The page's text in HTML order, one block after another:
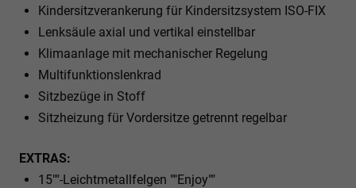
Kindersitzverankerung für Kindersitzsystem ISO-FIX
Lenksäule axial und vertikal einstellbar
Klimaanlage mit mechanischer Regelung
Multifunktionslenkrad
Sitzbezüge in Stoff
Sitzheizung für Vordersitze getrennt regelbar
EXTRAS:
15""-Leichtmetallfelgen ""Enjoy""